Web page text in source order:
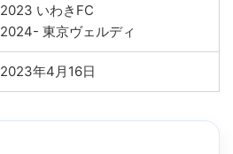
2023 いわきFC
2024- 東京ヴェルディ
2023年4月16日